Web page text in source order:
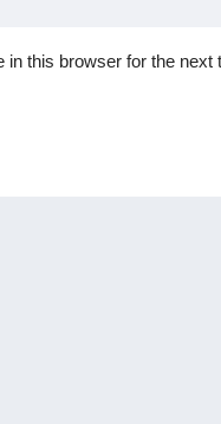
this browser for the next